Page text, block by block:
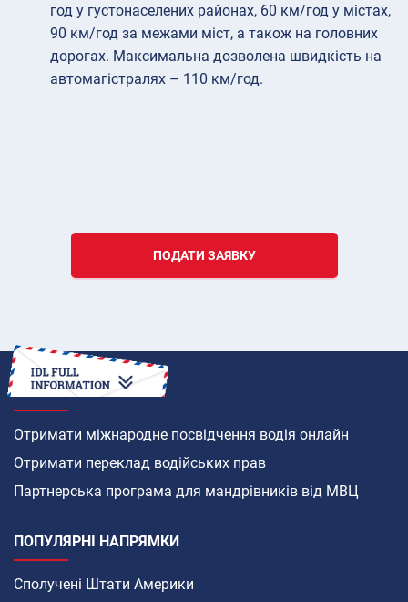
год у густонаселених районах, 60 км/год у містах,
90 км/год за межами міст, а також на головних
дорогах. Максимальна дозволена швидкість на
автомагістралях – 110 км/год.
ПОДАТИ ЗАЯВКУ
ЯК
Отримати міжнародне посвідчення водія онлайн
Отримати переклад водійських прав
Партнерська програма для мандрівників від МВЦ
ПОПУЛЯРНІ НАПРЯМКИ
Сполучені Штати Америки